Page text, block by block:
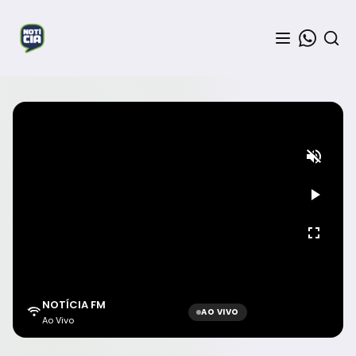
NOTÍCIA FM
Ao Vivo
AO VIVO